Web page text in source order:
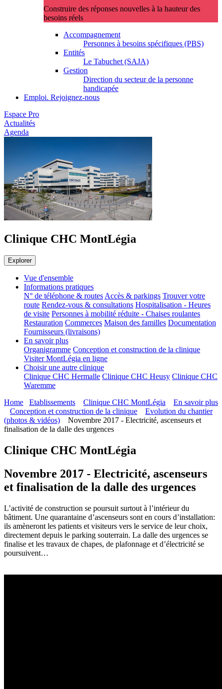
Construire des réponses nouvelles à la hauteur des
besoins réels
Accompagnement
Personnes à besoins spécifiques (PBS)
Entités
Le Tabuchet (SAJA)
Gestion
Direction du secteur de la personne
handicapée
Emploi. Rejoignez-nous
Espace Pro
Actualités
Agenda
Clinique CHC MontLégia
Explorer
Vue d'ensemble
Informations pratiques
N° de téléphone & routesAccès & parkings Trouver votre
route Rendez-vous & consultations Hospitalisation - Heures
de visite Personnes à mobilité réduite - Chaises roulantes
Restauration Commerces Maison des familles Documentation
Fournisseurs (livraisons)
En savoir plus
Organigramme Conception et construction de la clinique
Visiter MontLégia en ligne
Choisir une autre clinique
Clinique CHC Hermalle Clinique CHC Heusy Clinique CHC
Waremme
Home
Etablissements Clinique CHC MontLégia
En savoir plus
Conception et construction de la clinique
Evolution du chantier
(photos & vidéos)
Novembre 2017 - Electricité, ascenseurs et
finalisation de la dalle des urgences
Clinique CHC MontLégia
Novembre 2017 - Electricité, ascenseurs
et finalisation de la dalle des urgences
L’activité de construction se poursuit surtout à l’intérieur du
bâtiment. Une quarantaine d’ascenseurs sont en cours d’installation:
ils amèneront les patients et visiteurs vers le service de leur choix,
directement depuis le parking souterrain. La dalle des urgences se
finalise et les travaux de chapes, de plafonnage et d’électricité se
poursuivent…